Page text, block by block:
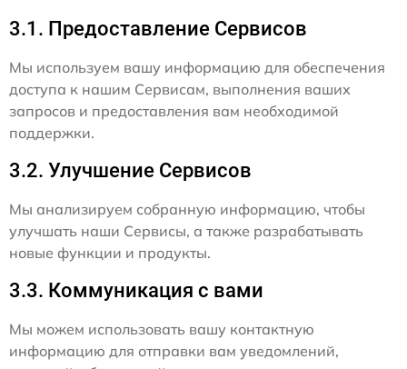
3.1. Предоставление Сервисов
Мы используем вашу информацию для обеспечения
доступа к нашим Сервисам, выполнения ваших
запросов и предоставления вам необходимой
поддержки.
3.2. Улучшение Сервисов
Мы анализируем собранную информацию, чтобы
улучшать наши Сервисы, а также разрабатывать
новые функции и продукты.
3.3. Коммуникация с вами
Мы можем использовать вашу контактную
информацию для отправки вам уведомлений,